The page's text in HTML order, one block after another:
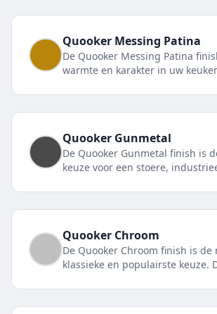
Quooker Messing Patina
De Quooker Messing Patina
warmte en karakter in uw
natuurlijk patina, waardoor elke
uniek exemplaar wordt.
Quooker Gunmetal
De Quooker Gunmetal finish is
keuze voor een stoere,
metaalachtige uiterlijk maakt
statement.
Quooker Chroom
De Quooker Chroom finish is de
klassieke en populairste keuze.
vrijwel elke keuken en is
combineren met bestaand